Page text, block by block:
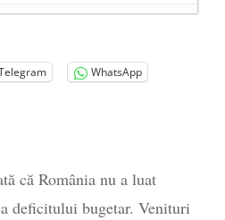
despre
Volodymyr
2026
Națiunea
Goga, înlăturat din Iași
WhatsApp
că România nu a luat
deficitului bugetar. Venituri